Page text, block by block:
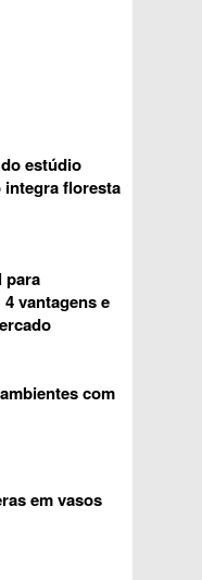
estúdio
integra floresta
para
vantagens e
com
em vasos